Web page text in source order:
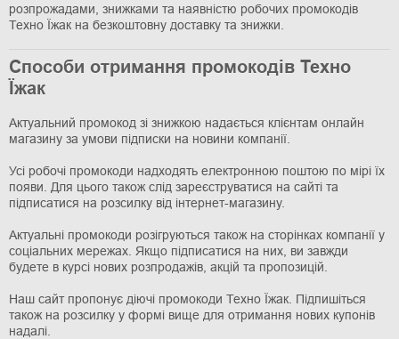
розпрожадами, знижками та наявністю робочих промокодів
Техно Їжак на безкоштовну доставку та знижки.
Способи отримання промокодів Техно
Їжак
Актуальний промокод зі знижкою надається клієнтам онлайн
магазину за умови підписки на новини компанії.
Усі робочі промокоди надходять електронною поштою по мірі їх
появи. Для цього також слід зареєструватися на сайті та
підписатися на розсилку від інтернет-магазину.
Актуальні промокоди розігруються також на сторінках компанії у
соціальних мережах. Якщо підписатися на них, ви завжди
будете в курсі нових розпродажів, акцій та пропозицій.
Наш сайт пропонує діючі промокоди Техно Їжак. Підпишіться
також на розсилку у формі вище для отримання нових купонів
надалі.